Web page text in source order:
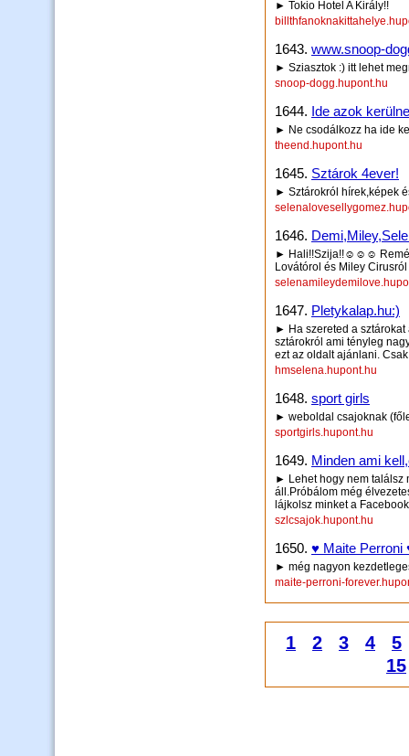
► Tokio Hotel A Király!!
1643. www.snoop-
► Sziasztok :) itt lehet
snoop-dogg.hupont.hu
1644. Ide azok
► Ne csodálkozz ha ide
theend.hupont.hu
1645. Sztárok 4ever!
► Sztárokról hírek,képek
1646.
► Hali!!Szija!!☺☺☺
Lovátórol és Miley
1647. Pletykalap.hu:)
► Ha szereted a sztárokat
sztárokról ami tényleg
ezt az oldalt ajánlani.
hmselena.hupont.hu
1648. sport girls
► weboldal csajoknak
sportgirls.hupont.hu
1649. Minden ami
► Lehet hogy nem találsz
áll.Próbálom még
lájkolsz minket a
szlcsajok.hupont.hu
1650. ♥ Maite Perroni
► még nagyon
maite-perroni-
1 2 3 4
5
15